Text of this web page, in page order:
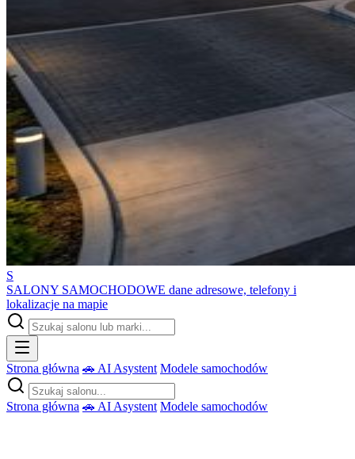
S
SALONY SAMOCHODOWE dane adresowe, telefony i
lokalizacje na mapie
Strona główna 🚗 AI Asystent Modele samochodów
Strona główna 🚗 AI Asystent Modele samochodów